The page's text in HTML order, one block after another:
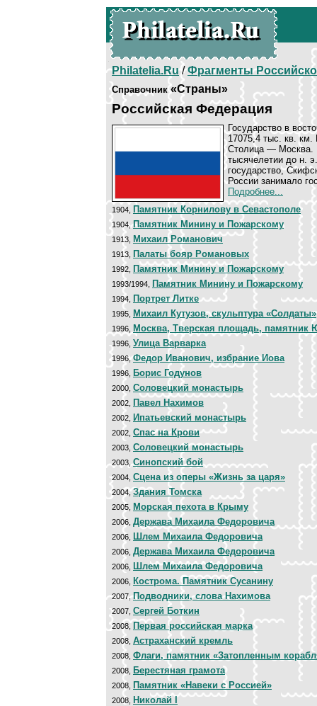
Philatelia.Ru/Фрагменты
Справочник«Страны»
Российская Федерация
Государство в
17075,4 тыс. кв.
Столица — Москва.
тысячелетии до н.
государство,
России занимало
Подробнее...
1904, Памятник Корнилову в Севастополе
1904,Памятник Минину и Пожарскому
1913, Михаил Романович
1913, Палаты бояр Романовых
1992, Памятник Минину и Пожарскому
1993/1994, Памятник Минину и Пожарскому
1994, Портрет Литке
1995, Михаил Кутузов, скульптура «Солдаты»
1996, Москва, Тверская площадь, памятник
1996, Улица Варварка
1996,Федор Иванович, избрание Иова
1996, Борис Годунов
2000, Соловецкий монастырь
2002, Павел Нахимов
2002, Ипатьевский монастырь
2002, Спас на Крови
2003, Соловецкий монастырь
2003,Синопский бой
2004, Сцена из оперы «Жизнь за царя»
2004,Здания Томска
2005, Морская пехота в Крыму
2006, Держава Михаила Федоровича
2006, Шлем Михаила Федоровича
2006, Держава Михаила Федоровича
2006, Шлем Михаила Федоровича
2006, Кострома. Памятник Сусанину
2007,Подводники, слова Нахимова
2007, Сергей Боткин
2008, Первая российская марка
2008, Астраханский кремль
2008, Флаги, памятник «Затопленным
2008, Берестяная грамота
2008, Памятник «Навеки с Россией»
2008, Николай I